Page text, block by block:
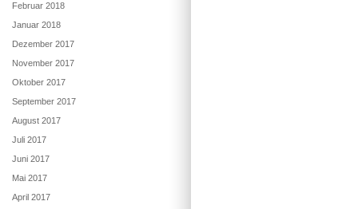
Februar 2018
Januar 2018
Dezember 2017
November 2017
Oktober 2017
September 2017
August 2017
Juli 2017
Juni 2017
Mai 2017
April 2017